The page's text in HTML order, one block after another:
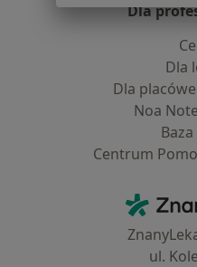
Dla
Dla
Dla
Noa
Centrum
ul.